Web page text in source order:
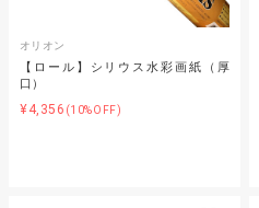
オリオン
【ロール】シリウス水彩画紙（厚
口）
¥4,356 (10%OFF)